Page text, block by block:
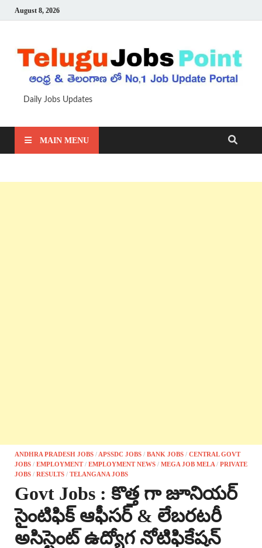
August 8, 2026
Daily Jobs Updates
MAIN MENU
ANDHRA PRADESH JOBS / APSSDC JOBS / BANK JOBS / CENTRAL GOVT
JOBS / EMPLOYMENT/ EMPLOYMENT NEWS / MEGA JOB MELA / PRIVATE
JOBS / RESULTS / TELANGANA JOBS
Govt Jobs : కొత్త గా జూనియర్
సైంటిఫిక్ ఆఫీసర్ & లేబరటరీ
అసిస్టెంట్ ఉద్యోగ నోటిఫికేషన్